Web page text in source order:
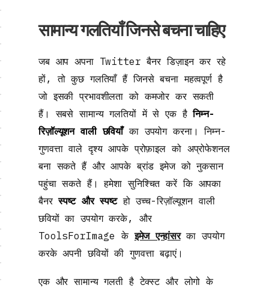
सामान्य गलतियाँ जिनसे बचना चाहिए
जब आप अपना Twitter बैनर डिज़ाइन कर रहे
हों, तो कुछ गलतियाँ हैं जिनसे बचना महत्वपूर्ण है
जो इसकी प्रभावशीलता को कमजोर कर सकती
हैं। सबसे सामान्य गलतियों में से एक हैनिम्न-
रिज़ॉल्यूशन वाली छवियाँका उपयोग करना। निम्न-
गुणवत्ता वाले दृश्य आपके प्रोफ़ाइल को अप्रोफेशनल
बना सकते हैं और आपके ब्रांड इमेज को नुकसान
पहुंचा सकते हैं। हमेशा सुनिश्चित करें कि आपका
बैनरस्पष्ट और स्पष्टहो उच्च-रिज़ॉल्यूशन वाली
छवियों का उपयोग करके, और
ToolsForImage केइमेज एन्हांसरका उपयोग
करके अपनी छवियों की गुणवत्ता बढ़ाएं।
एक और सामान्य गलती है टेक्स्ट और लोगो के